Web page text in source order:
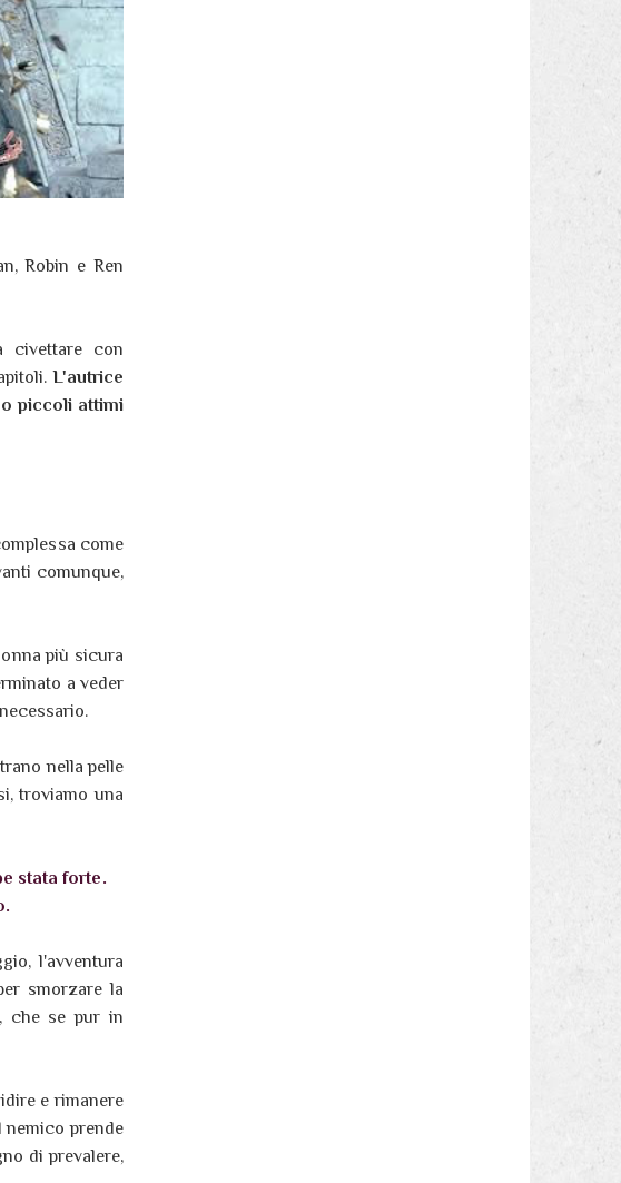
Robin e Ren
civettare con
L'autrice
piccoli attimi
come
comunque,
più sicura
a veder
nella pelle
troviamo una
stata forte.
l'avventura
smorzare la
che se pur in
e rimanere
prende
di prevalere,